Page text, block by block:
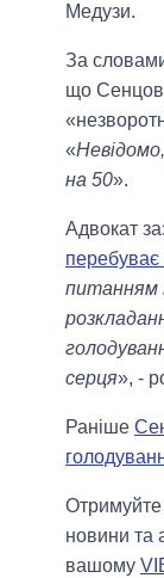
Медузи.
За
що Сенцов
«
на 50».
Адвокат
перебуває
питанням
серця», -
Раніше
новини та
вашому